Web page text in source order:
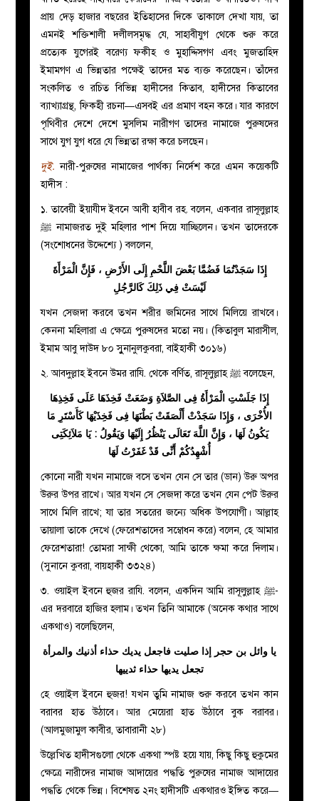
প্রশ্ন
করুন
প্রায় দেড় হাজার বছরের ইতিহাসের দিকে তাকালে দেখা যায়, তা
এমনই শক্তিশালী দলীলসমৃদ্ধ যে, সাহাবীযুগ থেকে শুরু করে
প্রত্যেক যুগেরই বরেণ্য ফকীহ ও মুহাদ্দিসগণ এবং মুজতাহিদ
ইমামগণ এ ভিন্নতার পক্ষেই তাদের মত ব্যক্ত করেছেন। তাঁদের
সংকলিত ও রচিত বিভিন্ন হাদীসের কিতাব, হাদীসের কিতাবের
ব্যাখ্যাগ্রন্থ, ফিকহী রচনা—এসবই এর প্রমাণ বহন করে। যার কারণে
পৃথিবীর দেশে দেশে মুসলিম নারীগণ তাদের নামাজে পুরুষদের
সাথে যুগ যুগ ধরে যে ভিন্নতা রক্ষা করে চলছেন।
দুই. নারী-পুরুষের নামাজের পার্থক্য নির্দেশ করে এমন কয়েকটি
হাদীস :
১. তাবেয়ী ইয়াযীদ ইবনে আবী হাবীব রহ. বলেন, একবার রাসূলুল্লাহ
ﷺ নামাজরত দুই মহিলার পাশ দিয়ে যাচ্ছিলেন। তখন তাদেরকে
(সংশোধনের উদ্দেশ্যে ) বললেন,
إِذَا سَجَدْتُمَا فَضُمَّا بَعْضَ اللَّحْمِ إِلَى الأَرْضِ ، فَإِنَّ الْمَرْأَةَ
لَيْسَتْ فِي ذَلِكَ كَالرَّجُلِ
যখন সেজদা করবে তখন শরীর জমিনের সাথে মিলিয়ে রাখবে।
কেননা মহিলারা এ ক্ষেত্রে পুরুষদের মতো নয়। (কিতাবুল মারাসীল,
ইমাম আবু দাউদ ৮০ সুুনানুলকুবরা, বাইহাকী ৩০১৬)
২. আবদুল্লাহ ইবনে উমর রাযি. থেকে বর্ণিত, রাসূলুল্লাহ ﷺ বলেছেন,
إِذَا جَلَسْتِ الْمَرْأَةُ فِى الصَّلاَةِ وَضَعَتْ فَخِذَهَا عَلَى فَخِذِهَا
الأُخْرَى ، وَإِذَا سَجَدْتْ أَلْصَقَتْ بَطْنَهَا فِى فَخِذَيْهَا كَأَسْتَرِ مَا
يَكُونُ لَهَا ، وَإِنَّ اللَّهَ تَعَالَى يَنْظُرُ إِلَيْهَا وَيَقُولُ : يَا مَلاَئِكَتِى
أُشْهِدُكُمْ أَنِّى قَدْ غَفَرْتُ لَهَا
কোনো নারী যখন নামাজে বসে তখন যেন সে তার (ডান) উরু অপর
উরুর উপর রাখে। আর যখন সে সেজদা করে তখন যেন পেট উরুর
সাথে মিলি রাখে; যা তার সতরের জন্যে অধিক উপযোগী। আল্লাহ
তায়ালা তাকে দেখে (ফেরেশতাদের সম্বোধন করে) বলেন, হে আমার
ফেরেশতারা! তোমরা সাক্ষী থেকো, আমি তাকে ক্ষমা করে দিলাম।
(সুনানে কুবরা, বায়হাকী ৩৩২৪)
৩. ওয়াইল ইবনে হুজর রাযি. বলেন, একদিন আমি রাসূলুল্লাহ ﷺ-
এর দরবারে হাজির হলাম। তখন তিনি আমাকে (অনেক কথার সাথে
একথাও) বলেছিলেন,
يا وائل بن حجر إذا صليت فاجعل يديك حذاء أذنيك والمرأة
تجعل يديها حذاء ثدييها
হে ওয়াইল ইবনে হুজর! যখন তুমি নামাজ শুরু করবে তখন কান
বরাবর হাত উঠাবে। আর মেয়েরা হাত উঠাবে বুক বরাবর।
(আলমুজামুল কাবীর, তাবারানী ২৮)
উল্লেখিত হাদীসগুলো থেকে একথা স্পষ্ট হয়ে যায়, কিছু কিছু হুকুমের
ক্ষেত্রে নারীদের নামাজ আদায়ের পদ্ধতি পুরুষের নামাজ আদায়ের
পদ্ধতি থেকে ভিন্ন। বিশেষত ২নং হাদীসটি একথারও ইঙ্গিত করে—